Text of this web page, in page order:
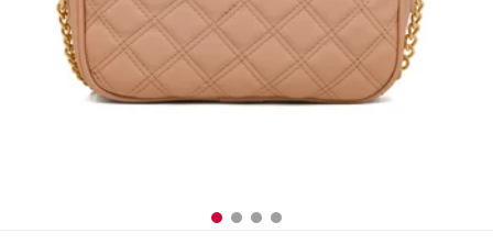
Uomo Bambino